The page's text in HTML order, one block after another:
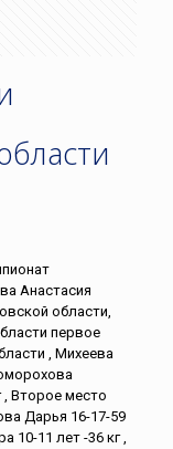
Анастасия
области,
первое
, Михеева
, Второе место
Дарья 16-17-59
10-11 лет -36 кг ,